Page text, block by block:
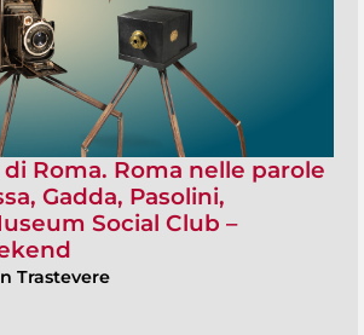
Roma. Roma nelle parole
Gadda, Pasolini,
Social Club –
Trastevere